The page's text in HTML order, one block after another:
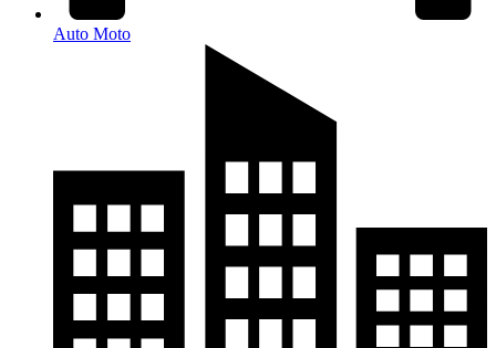
Auto Moto